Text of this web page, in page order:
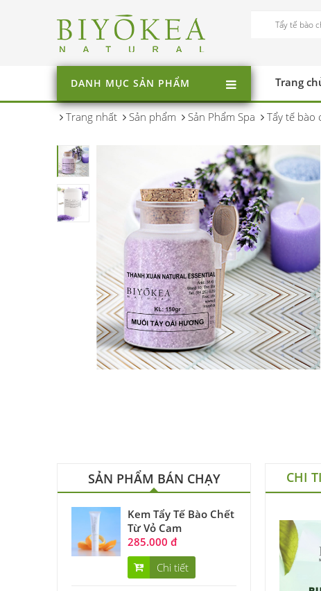
DANH MỤC SẢN PHẨM Trang
Trang nhất Sản phẩm Sản Phẩm Spa Tẩy tế bào
SẢN PHẨM BÁN CHẠY
Kem Tẩy Tế Bào Chết
Từ Vỏ Cam
285.000 đ
Chi tiết
CHI